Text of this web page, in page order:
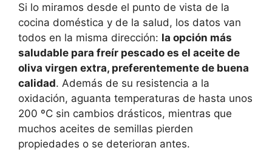
Si lo miramos desde el punto de vista de la
cocina doméstica y de la salud, los datos van
todos en la misma dirección: la opción más
saludable para freír pescado es el aceite de
oliva virgen extra, preferentemente de buena
calidad. Además de su resistencia a la
oxidación, aguanta temperaturas de hasta unos
200 ºC sin cambios drásticos, mientras que
muchos aceites de semillas pierden
propiedades o se deterioran antes.